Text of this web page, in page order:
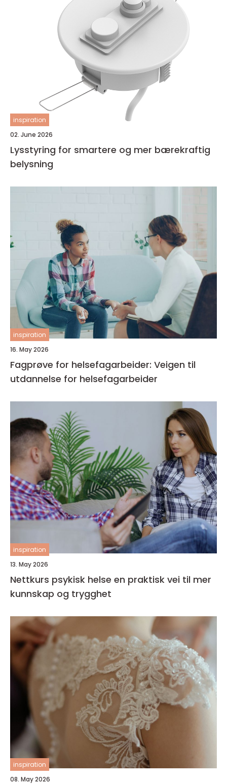
inspiration
02. June 2026
Lysstyring for smartere og mer bærekraftig
belysning
inspiration
16. May 2026
Fagprøve for helsefagarbeider: Veigen til
utdannelse for helsefagarbeider
inspiration
13. May 2026
Nettkurs psykisk helse en praktisk vei til mer
kunnskap og trygghet
inspiration
08. May 2026